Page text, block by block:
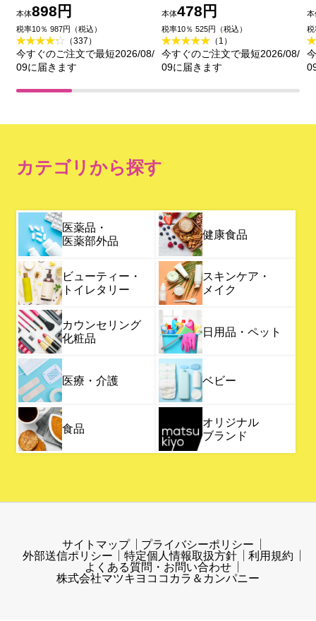
ィーの香り ６０ｍＬ 花
王
本体898円
税率10％ 987円（税込）
（337）
今すぐのご注文で最短2026/08/
09に届きます
本体478円
税率10％ 525円（税込）
（1）
今すぐのご注文で最短2026/08/
09に届きます
本
税
カテゴリから探す
医薬品・
医薬部外品
健康食品
ビューティー・
トイレタリー
スキンケア・
メイク
カウンセリング
化粧品
日用品・ペット
医療・介護 ベビー
食品
オリジナル
ブランド
サイトマップ
プライバシーポリシー
外部送信ポリシー
特定個人情報取扱方針
利用規約
よくある質問・お問い合わせ
株式会社マツキヨココカラ＆カンパニー